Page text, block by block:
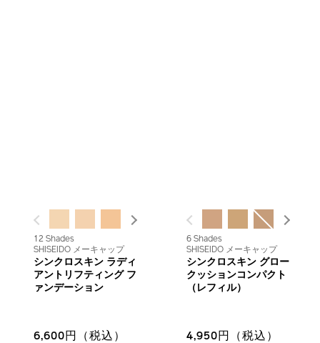
PREVIOUS NEXT
12 Shades
SHISEIDO メーキャップ
シンクロスキン ラディ
アントリフティング フ
ァンデーション
6,600円（税込）
PREVIOUS NEXT
6 Shades
SHISEIDO メーキャップ
シンクロスキン グロー
クッションコンパクト
（レフィル）
4,950円（税込）